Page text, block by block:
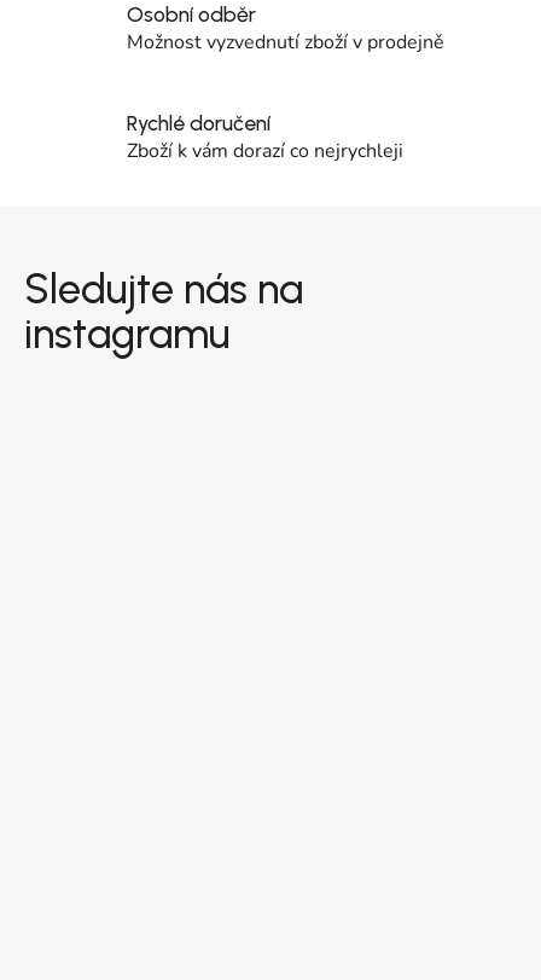
Osobní odběr
Možnost vyzvednutí zboží v prodejně
Rychlé doručení
Zboží k vám dorazí co nejrychleji
Sledujte nás na
instagramu